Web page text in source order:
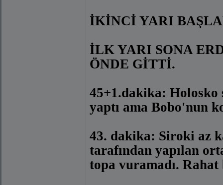
İKİNCİ YARI
İLK YARI SONA
ÖNDE GİTTİ.
45+1.dakika: Holosko
yaptı ama Bobo'nun
43. dakika: Siroki az
tarafından yapılan
topa vuramadı. Rahat